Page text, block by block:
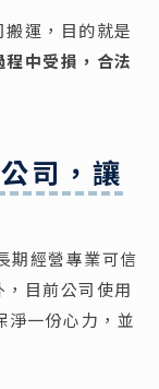
運，目的就是
中受損，合法
司，讓
期經營專業可信
目前公司使用
淨一份心力，並